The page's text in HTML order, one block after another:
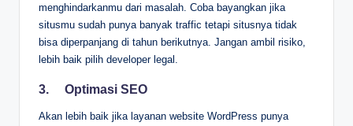
menghindarkanmu dari masalah. Coba bayangkan jika
situsmu sudah punya banyak traffic tetapi situsnya tidak
bisa diperpanjang di tahun berikutnya. Jangan ambil risiko,
lebih baik pilih developer legal.
3. Optimasi SEO
Akan lebih baik jika layanan website WordPress punya